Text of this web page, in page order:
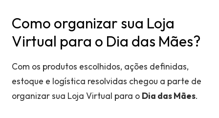
Como organizar sua Loja
Virtual para o Dia das Mães?
Com os produtos escolhidos, ações definidas,
estoque e logística resolvidas chegou a parte de
organizar sua Loja Virtual para o Dia das Mães.